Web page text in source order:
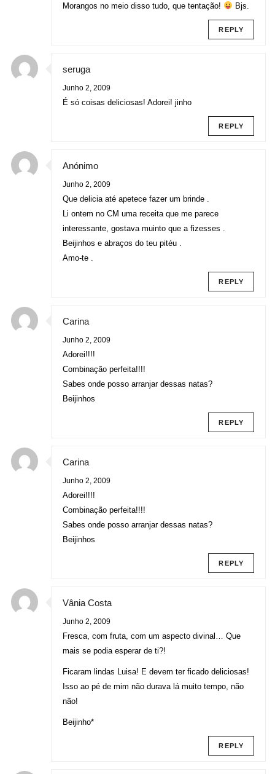
Morangos no meio disso tudo, que tentação!
Bjs.
REPLY
seruga
Junho 2, 2009
É só coisas deliciosas! Adorei! jinho
REPLY
Anónimo
Junho 2, 2009
Que delicia até apetece fazer um brinde .
Li ontem no CM uma receita que me parece
interessante, gostava muinto que a fizesses .
Beijinhos e abraços do teu pitéu .
Amo-te .
REPLY
Carina
Junho 2, 2009
Adorei!!!!
Combinação perfeita!!!!
Sabes onde posso arranjar dessas natas?
Beijinhos
REPLY
Carina
Junho 2, 2009
Adorei!!!!
Combinação perfeita!!!!
Sabes onde posso arranjar dessas natas?
Beijinhos
REPLY
Vânia Costa
Junho 2, 2009
Fresca, com fruta, com um aspecto divinal… Que
mais se podia esperar de ti?!
Ficaram lindas Luisa! E devem ter ficado deliciosas!
Isso ao pé de mim não durava lá muito tempo, não
não!
Beijinho*
REPLY